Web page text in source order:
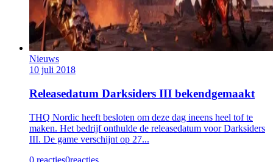
Nieuws
10 juli 2018
Releasedatum Darksiders III bekendgemaakt
THQ Nordic heeft besloten om deze dag ineens heel tof te
maken. Het bedrijf onthulde de releasedatum voor Darksiders
III. De game verschijnt op 27...
0 reacties0reacties